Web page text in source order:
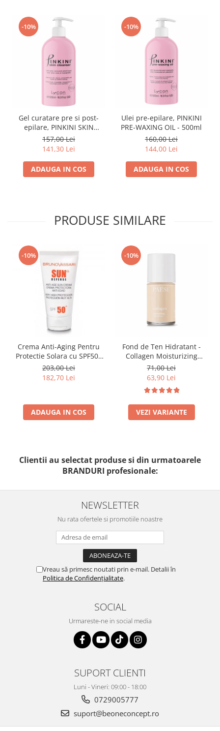
-10%
Gel curatare pre si post-
epilare, PINKINI SKIN
CLEANSER - 500ml
157,00 Lei
141,30 Lei
ADAUGA IN COS
-10%
Ulei pre-epilare, PINKINI
PRE-WAXING OIL - 500ml
160,00 Lei
144,00 Lei
ADAUGA IN COS
PRODUSE SIMILARE
-10%
Crema Anti-Aging Pentru
Protectie Solara cu SPF50+
50ml - Anti -Age Sun Cream
SPF50+ - Bruno Vassari
203,00 Lei
182,70 Lei
ADAUGA IN COS
-10%
Fond de Ten Hidratant -
Collagen Moisturizing
Foundation-300n Vanilla
71,00 Lei
63,90 Lei
VEZI VARIANTE
Clientii au selectat produse si din urmatoarele
BRANDURI profesionale:
NEWSLETTER
Nu rata ofertele si promotiile noastre
Vreau să primesc noutati prin e-mail. Detalii în
Politica de Confidențialitate.
SOCIAL
Urmareste-ne in social media
SUPORT CLIENTI
Luni - Vineri: 09:00 - 18:00
0729005777
suport@beoneconcept.ro